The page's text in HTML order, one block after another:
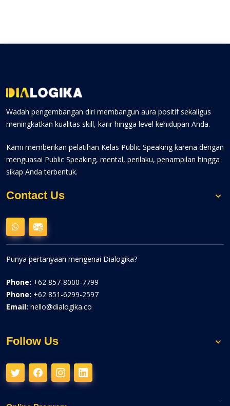
Wadah pengembangan diri membangun aura positif sekaligus
meningkatkan kualitas skill, karir hingga level kehidupan Anda.
Kami memberikan pelatihan Kelas Public Speaking karena dengan
menguasai Public Speaking, mental, perilaku, penampilan hingga
sikap Anda terbentuk.
Contact Us
Punya pertanyaan mengenai Dialogika?
Phone: +62 857-8000-7799
Phone: +62 851-6299-2597
Email: hello@dialogika.co
Follow Us